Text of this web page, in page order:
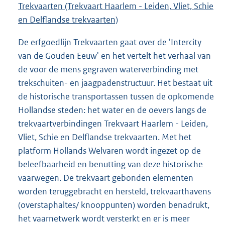
Trekvaarten (Trekvaart Haarlem - Leiden, Vliet, Schie
en Delflandse trekvaarten)
De erfgoedlijn Trekvaarten gaat over de 'Intercity
van de Gouden Eeuw' en het vertelt het verhaal van
de voor de mens gegraven waterverbinding met
trekschuiten- en jaagpadenstructuur. Het bestaat uit
de historische transportassen tussen de opkomende
Hollandse steden: het water en de oevers langs de
trekvaartverbindingen Trekvaart Haarlem - Leiden,
Vliet, Schie en Delflandse trekvaarten. Met het
platform Hollands Welvaren wordt ingezet op de
beleefbaarheid en benutting van deze historische
vaarwegen. De trekvaart gebonden elementen
worden teruggebracht en hersteld, trekvaarthavens
(overstaphaltes/ knooppunten) worden benadrukt,
het vaarnetwerk wordt versterkt en er is meer